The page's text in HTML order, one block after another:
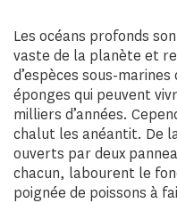
Les océans profonds
vaste de la planète et
d’espèces sous-
éponges qui peuvent
milliers d’années.
chalut les anéantit. De
ouverts par deux
chacun, labourent le
poignée de poissons à